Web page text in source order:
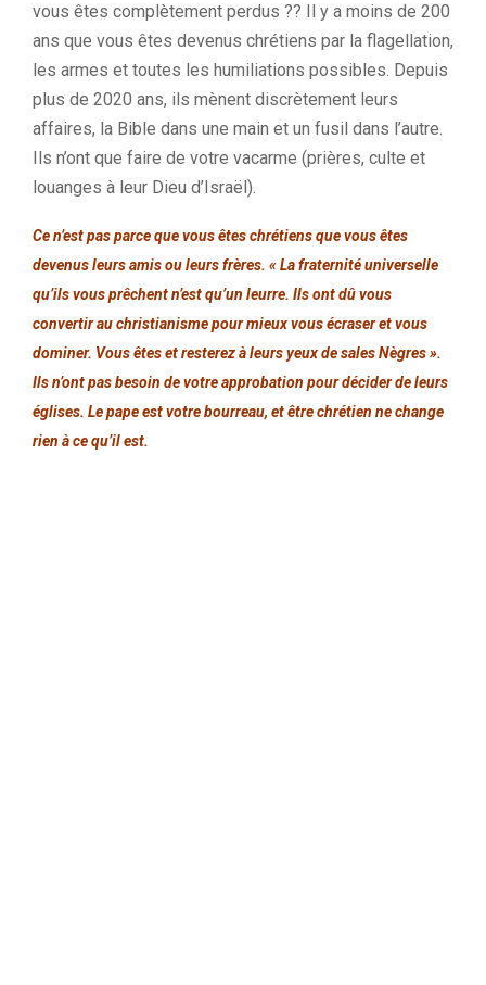
vous êtes complètement perdus ?? Il y a moins de 200
ans que vous êtes devenus chrétiens par la flagellation,
les armes et toutes les humiliations possibles. Depuis
plus de 2020 ans, ils mènent discrètement leurs
affaires, la Bible dans une main et un fusil dans l’autre.
Ils n’ont que faire de votre vacarme (prières, culte et
louanges à leur Dieu d’Israël).
Ce n’est pas parce que vous êtes chrétiens que vous êtes
devenus leurs amis ou leurs frères. « La fraternité universelle
qu’ils vous prêchent n’est qu’un leurre. Ils ont dû vous
convertir au christianisme pour mieux vous écraser et vous
dominer. Vous êtes et resterez à leurs yeux de sales Nègres ».
Ils n’ont pas besoin de votre approbation pour décider de leurs
églises. Le pape est votre bourreau, et être chrétien ne change
rien à ce qu’il est.